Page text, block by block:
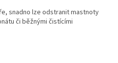
snadno lze odstranit mastnoty
či běžnými čistícími